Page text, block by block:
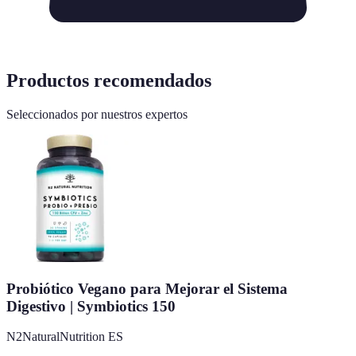
Productos recomendados
Seleccionados por nuestros expertos
Probiótico Vegano para Mejorar el Sistema
Digestivo | Symbiotics 150
N2NaturalNutrition ES